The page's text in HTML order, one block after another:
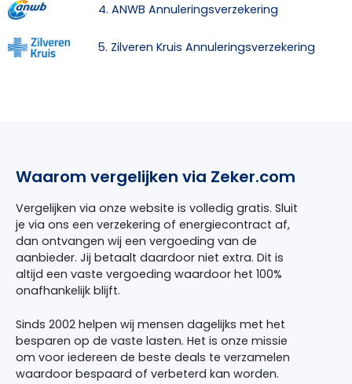
4. ANWB Annuleringsverzekering
5. Zilveren Kruis Annuleringsverzekering
Waarom vergelijken via Zeker.com
Vergelijken via onze website is volledig gratis. Sluit
je via ons een verzekering of energiecontract af,
dan ontvangen wij een vergoeding van de
aanbieder. Jij betaalt daardoor niet extra. Dit is
altijd een vaste vergoeding waardoor het 100%
onafhankelijk blijft.
Sinds 2002 helpen wij mensen dagelijks met het
besparen op de vaste lasten. Het is onze missie
om voor iedereen de beste deals te verzamelen
waardoor bespaard of verbeterd kan worden.